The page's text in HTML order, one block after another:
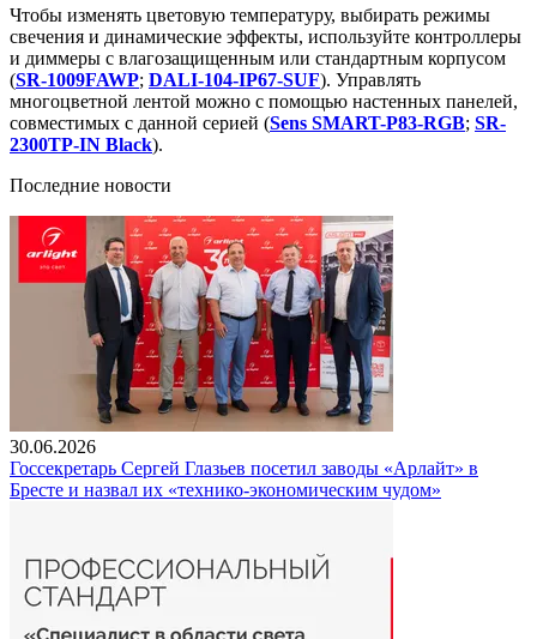
Чтобы изменять цветовую температуру, выбирать режимы
свечения и динамические эффекты, используйте контроллеры
и диммеры с влагозащищенным или стандартным корпусом
(SR-1009FAWP; DALI-104-IP67-SUF). Управлять
многоцветной лентой можно с помощью настенных панелей,
совместимых с данной серией (Sens SMART-P83-RGB; SR-
2300TP-IN Black).
Последние новости
30.06.2026
Госсекретарь Сергей Глазьев посетил заводы «Арлайт» в
Бресте и назвал их «технико-экономическим чудом»